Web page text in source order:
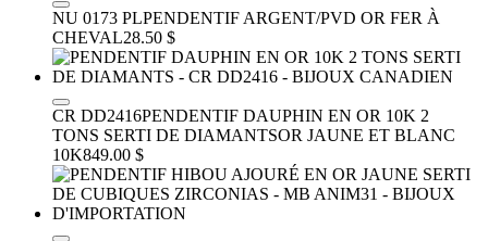
NU 0173 PLPENDENTIF ARGENT/PVD OR FER À
CHEVAL28.50 $
CR DD2416PENDENTIF DAUPHIN EN OR 10K 2
TONS SERTI DE DIAMANTSOR JAUNE ET BLANC
10K849.00 $